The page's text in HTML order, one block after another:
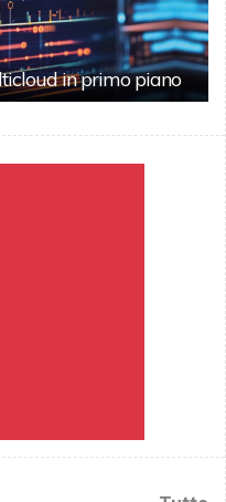
in primo piano